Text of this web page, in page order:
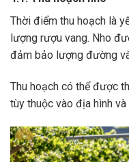
Thời điểm thu hoạch là
lượng rượu vang. Nho
đảm bảo lượng đường
Thu hoạch có thể được
tùy thuộc vào địa hình